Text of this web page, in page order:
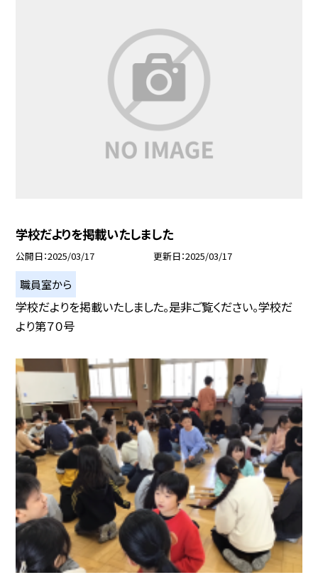
学校だよりを掲載いたしました
公開日 2025/03/17 更新日 2025/03/17
職員室から
学校だよりを掲載いたしました。是非ご覧ください。学校だ
より第７０号